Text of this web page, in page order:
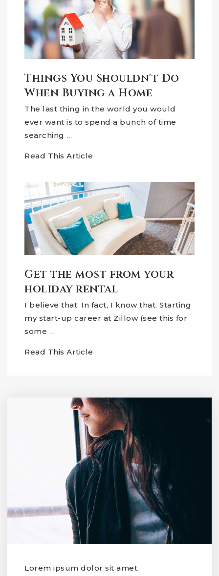
Things You Shouldn't Do
When Buying a Home
The last thing in the world you would
ever want is to spend a bunch of time
searching …
Read This Article
Get the most from your
holiday rental
I believe that. In fact, I know that. Starting
my start-up career at Zillow (see this for
some …
Read This Article
Lorem ipsum dolor sit amet,